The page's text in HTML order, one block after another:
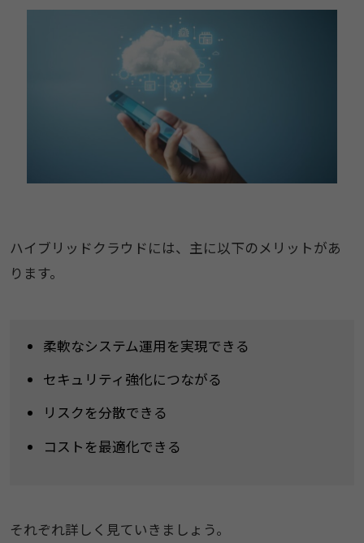
ハイブリッドクラウドには、主に以下のメリットがあ
ります。
柔軟なシステム運用を実現できる
セキュリティ強化につながる
リスクを分散できる
コストを最適化できる
それぞれ詳しく見ていきましょう。